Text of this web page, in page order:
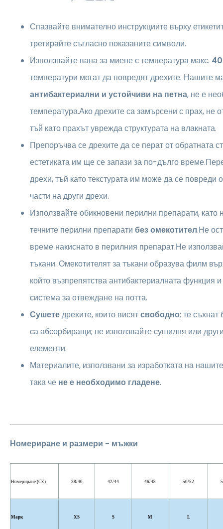
Спазвайте внимателно инструкциите върху
третирайте съгласно показаните символи.
Използвайте вана за миене с температура макс.
температури могат да повредят дрехите. Нашите
антибактериални и устойчиви на петна, не е
температура.Ако дрехите са замърсени с прах, не
тъй като прахът уврежда структурата на влакната.
Препоръчва се дрехите да се перат от обратната
естетиката им ще се запази за по-дълго
дрехи, тъй като текстурата им може да се повреди
части на други дрехи.
Използвайте обикновени перилни препарати, като
течните перилни препарати без омекотител.Не
време накиснато в перилния препарат.Не
тъкани. Омекотителят за тъкани образува филм
който възпрепятства антибактериалната функция
система за отвеждане на потта.
Сушетедрехите, които висятсвободно; те съхнат
са абсорбиращи; не използвайте сушилня или
елементи.
Материалите, използвани за изработката на
така че не е необходимо гладене.
Номериране и размери - мъжки
Номериране (CZ) 38/40 42/44 46/48 50/52
Марк XS S M L